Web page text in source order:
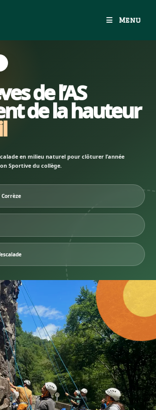
Menu
de l’AS
de la hauteur
en milieu naturel pour clôturer l’année
Sportive du collège.